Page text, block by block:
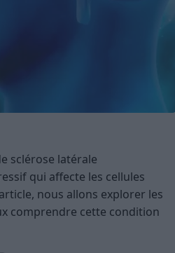
sclérose latérale
qui affecte les cellules
nous allons explorer les
comprendre cette condition